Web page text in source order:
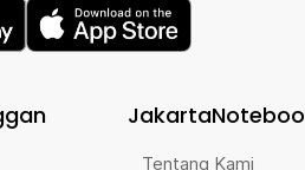
Tentang Kami